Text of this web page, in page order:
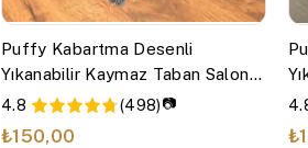
Puffy Kabartma Desenli
Yıkanabilir Kaymaz Taban Salon
Halısı Mutfak Koridor Halısı
Antrasit
4.8 (498) 📷
₺150,00